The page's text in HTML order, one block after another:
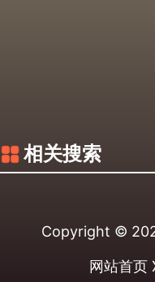
相关搜索
Copyright ©
网站首页